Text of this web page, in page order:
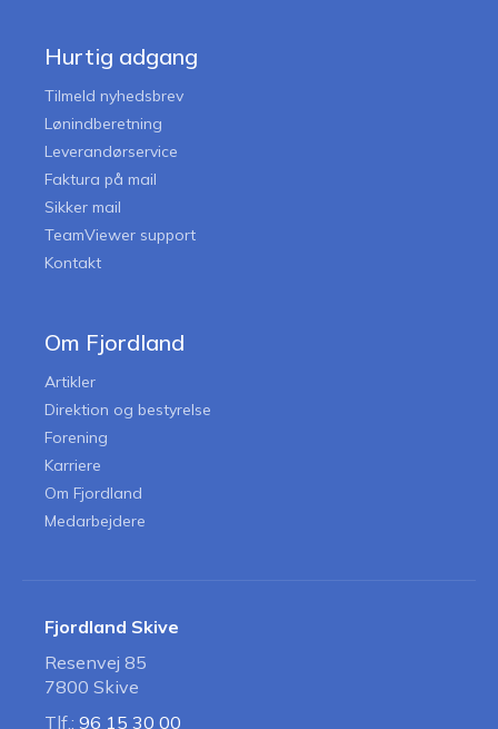
Hurtig adgang
Tilmeld nyhedsbrev
Lønindberetning
Leverandørservice
Faktura på mail
Sikker mail
TeamViewer support
Kontakt
Om Fjordland
Artikler
Direktion og bestyrelse
Forening
Karriere
Om Fjordland
Medarbejdere
Fjordland Skive
Resenvej 85
7800 Skive
Tlf.: 96 15 30 00